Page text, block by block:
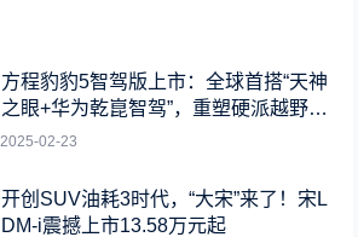
方程豹豹5智驾版上市：全球首搭“天神
之眼+华为乾崑智驾”，重塑硬派越野新
标杆
2025-02-23
开创SUV油耗3时代，“大宋”来了！宋L
DM-i震撼上市13.58万元起